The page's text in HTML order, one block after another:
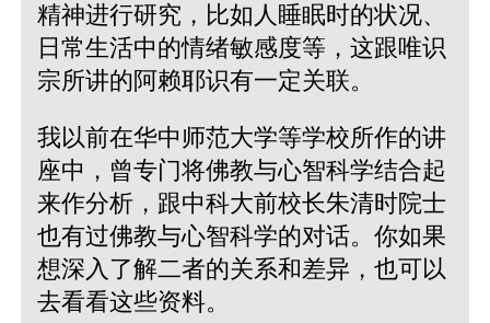
精神进行研究，比如人睡眠时的状况、
日常生活中的情绪敏感度等，这跟唯识
宗所讲的阿赖耶识有一定关联。
我以前在华中师范大学等学校所作的讲
座中，曾专门将佛教与心智科学结合起
来作分析，跟中科大前校长朱清时院士
也有过佛教与心智科学的对话。你如果
想深入了解二者的关系和差异，也可以
去看看这些资料。